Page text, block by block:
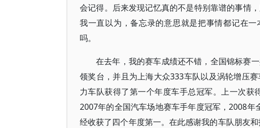
会记得。后来发现记忆真的不是特别靠谱的事情
我一直以为，备忘录的意思就是把事情都记在
吗。
在去年，我的赛车成绩还不错，全国锦标赛
领奖台，并且为上海大众333车队以及涡轮增压
力车队获得了第一个年度车手总冠军。上一次
2007年的全国汽车场地赛车手年度冠军，2008
经收获了四个年度第一。在此感谢我的车队朋友